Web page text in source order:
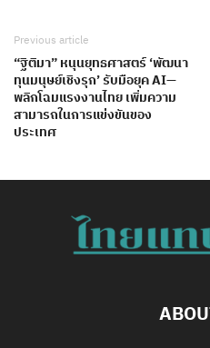
Previous article
“ฐิติมา” หนุนยุทธศาสตร์ ‘พัฒนา
ทุนมนุษย์เชิงรุก’ รับมือยุค AI—
พลิกโฉมแรงงานไทย เพิ่มความ
สามารถในการแข่งขันของ
ประเทศ